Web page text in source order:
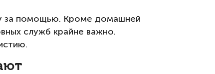
за помощью. Кроме домашней
служб крайне важно.